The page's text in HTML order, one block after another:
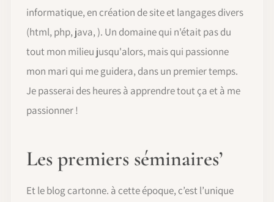
informatique, en création de site et langages divers
(html, php, java, ). Un domaine qui n'était pas du
tout mon milieu jusqu'alors, mais qui passionne
mon mari qui me guidera, dans un premier temps.
Je passerai des heures à apprendre tout ça et à me
passionner !
Les premiers séminaires’
Et le blog cartonne. à cette époque, c’est l’unique